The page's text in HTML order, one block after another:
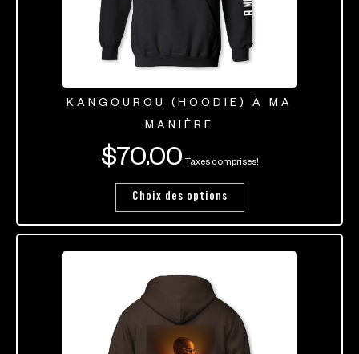
KANGOUROU (HOODIE) À MA
MANIÈRE
$70.00 Taxes comprises!
Choix des options